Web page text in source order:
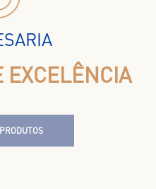
EXCELÊNCIA